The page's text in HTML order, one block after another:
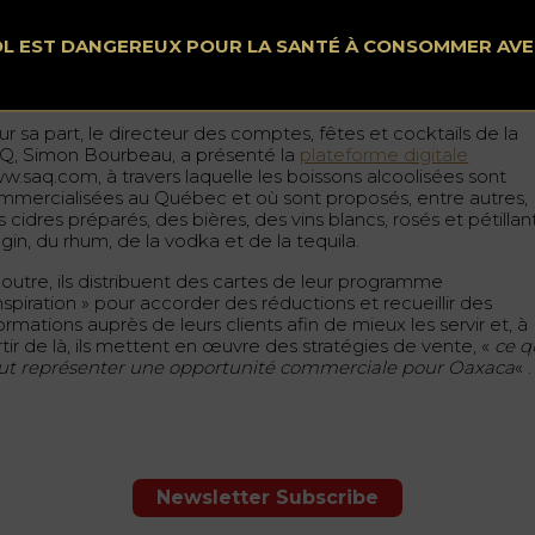
EST DANGEREUX POUR LA SANTÉ À CONSOMMER
ainsi que de la biodiversité font partie des
sa part, le directeur des comptes, fêtes et cocktails de la
Simon Bourbeau, a présenté la plateforme digitale
à travers laquelle les boissons alcoolisées sont
au Québec et où sont proposés, entre autres,
cidres préparés, des bières, des vins blancs, rosés et
du rhum, de la vodka et de la tequila.
outre, ils distribuent des cartes de leur programme
» pour accorder des réductions et recueillir des
auprès de leurs clients afin de mieux les servir et, à
de là, ils mettent en œuvre des stratégies de vente, « ce
représenter une opportunité commerciale pour Oaxaca« .
Newsletter Subscribe